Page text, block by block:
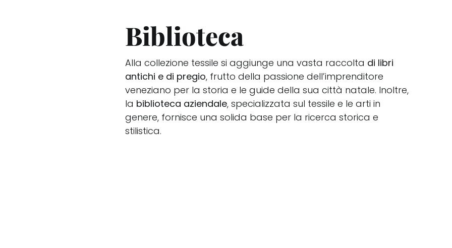
Biblioteca
Alla collezione tessile si aggiunge una vasta raccolta di libri
antichi e di pregio, frutto della passione dell’imprenditore
veneziano per la storia e le guide della sua città natale. Inoltre,
la biblioteca aziendale, specializzata sul tessile e le arti in
genere, fornisce una solida base per la ricerca storica e
stilistica.